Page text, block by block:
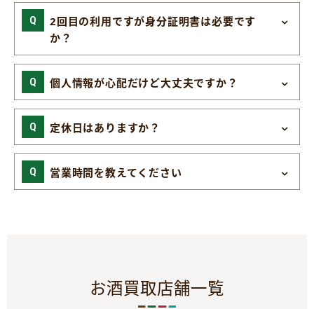
2回目の利用ですが身分証明書は必要です
か？
個人情報が心配だけど大丈夫ですか？
定休日はありますか？
営業時間を教えてください
お酒買取店舗一覧